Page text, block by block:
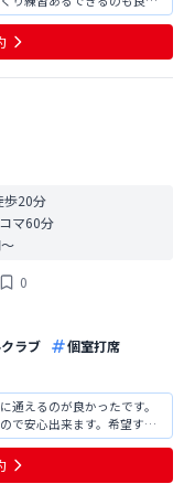
歩20分
マ60分
0
ラブ
個室打席
通えるのが良かったです。
で安心出来ます。希望すれ
なので、今後試してみたい